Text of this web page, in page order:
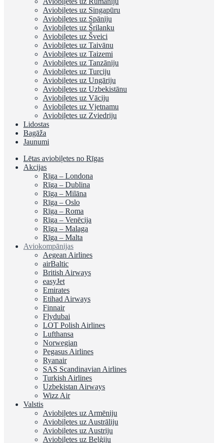
Aviobiļetes uz Singapūru
Aviobiļetes uz Spāniju
Aviobiļetes uz Šrilanku
Aviobiļetes uz Šveici
Aviobiļetes uz Taivānu
Aviobiļetes uz Taizemi
Aviobiļetes uz Tanzāniju
Aviobiļetes uz Turciju
Aviobiļetes uz Ungāriju
Aviobiļetes uz Uzbekistānu
Aviobiļetes uz Vāciju
Aviobiļetes uz Vjetnamu
Aviobiļetes uz Zviedriju
Lidostas
Bagāža
Jaunumi
Lētas aviobiļetes no Rīgas
Akcijas
Rīga – Londona
Rīga – Dublina
Rīga – Milāna
Rīga – Oslo
Rīga – Roma
Rīga – Venēcija
Rīga – Malaga
Rīga – Malta
Aviokompānijas
Aegean Airlines
airBaltic
British Airways
easyJet
Emirates
Etihad Airways
Finnair
Flydubai
LOT Polish Airlines
Lufthansa
Norwegian
Pegasus Airlines
Ryanair
SAS Scandinavian Airlines
Turkish Airlines
Uzbekistan Airways
Wizz Air
Valstis
Aviobiļetes uz Armēniju
Aviobiļetes uz Austrāliju
Aviobiļetes uz Austriju
Aviobiļetes uz Beļģiju